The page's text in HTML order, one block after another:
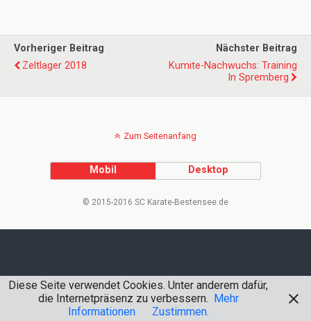
Vorheriger Beitrag
Zeltlager 2018
Nächster Beitrag
Kumite-Nachwuchs: Training
In Spremberg
Zum Seitenanfang
Mobil Desktop
© 2015-2016 SC Karate-Bestensee.de
Diese Seite verwendet Cookies. Unter anderem dafür,
die Internetpräsenz zu verbessern. Mehr
Informationen
Zustimmen.